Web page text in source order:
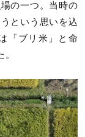
の一つ。当時の
という思いを込
「ブリ米」と命